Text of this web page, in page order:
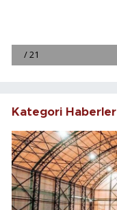
Kategori Haberler